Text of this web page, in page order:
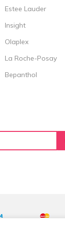
Estee Lauder
Insight
Olaplex
La Roche-Posay
Bepanthol